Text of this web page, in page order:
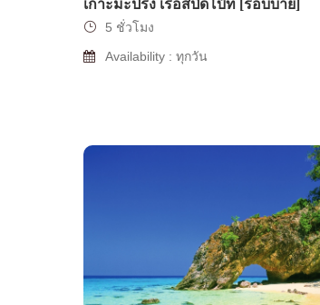
เกาะมะปริง เรือสปีดโบ๊ท [รอบบ่าย]
5 ชั่วโมง
Availability : ทุกวัน